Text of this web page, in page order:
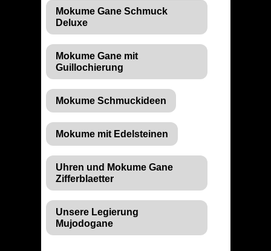
Mokume Gane Schmuck
Deluxe
Mokume Gane mit
Guillochierung
Mokume Schmuckideen
Mokume mit Edelsteinen
Uhren und Mokume Gane
Zifferblaetter
Unsere Legierung
Mujodogane